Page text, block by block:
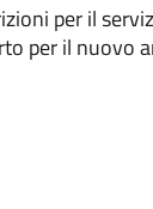
per il
per il nuovo